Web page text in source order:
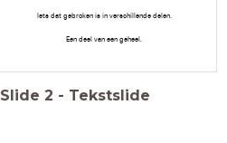
Iets dat gebroken is in verschillende delen.
Een deel van een geheel.
Slide 2 - Tekstslide